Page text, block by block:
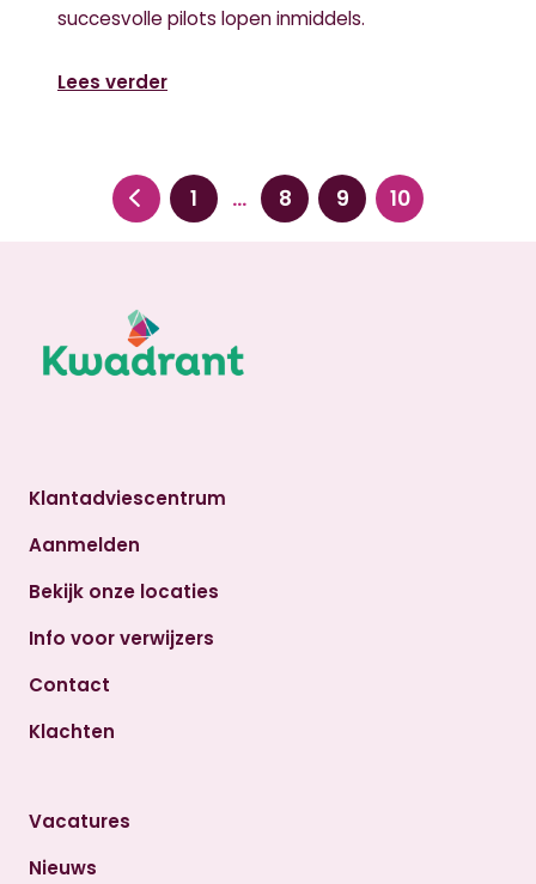
succesvolle pilots lopen inmiddels.
Lees verder
1 … 8 9 10
Klantadviescentrum
Aanmelden
Bekijk onze locaties
Info voor verwijzers
Contact
Klachten
Vacatures
Nieuws